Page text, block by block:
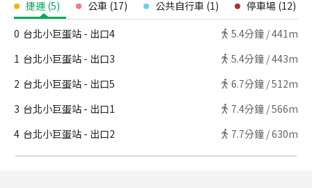
捷運 (5) 公車 (17) 公共自行車 (1) 停車場 (12)
0 台北小巨蛋站 - 出口4 5.4分鐘 /441m
1 台北小巨蛋站 - 出口3 5.4分鐘 /443m
2 台北小巨蛋站 - 出口5 6.7分鐘 /512m
3 台北小巨蛋站 - 出口1 7.4分鐘 /566m
4 台北小巨蛋站 - 出口2 7.7分鐘 /630m